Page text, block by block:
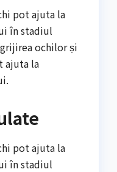
pot ajuta la
în stadiul
ochilor și
ajuta la
pot ajuta la
în stadiul